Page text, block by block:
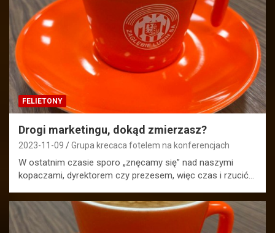
FELIETONY
Drogi marketingu, dokąd zmierzasz?
2023-11-09 Grupa krecaca fotelem na konferencjach
W ostatnim czasie sporo „znęcamy się” nad naszymi
kopaczami, dyrektorem czy prezesem, więc czas i rzucić…